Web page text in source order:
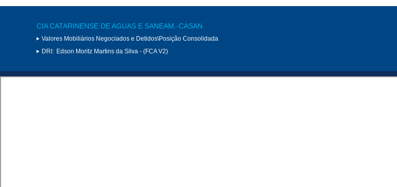
CIA CATARINENSE DE AGUAS E SANEAM.-CASAN
Valores Mobiliários Negociados e Detidos\Posição Consolidada
DRI: Edson Moritz Martins da Silva - (FCA V2)